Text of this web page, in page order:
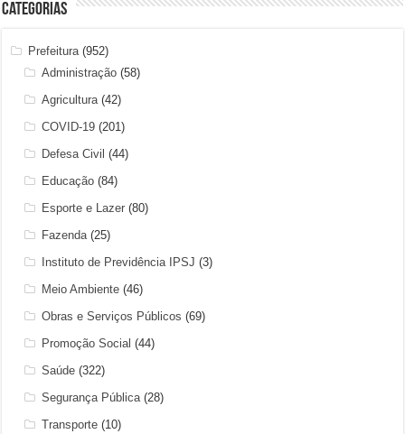
Categorias
Prefeitura(952)
Administração (58)
Agricultura(42)
COVID-19 (201)
Defesa Civil (44)
Educação (84)
Esporte e Lazer (80)
Fazenda(25)
Instituto de Previdência IPSJ (3)
Meio Ambiente (46)
Obras e Serviços Públicos (69)
Promoção Social (44)
Saúde (322)
Segurança Pública(28)
Transporte (10)